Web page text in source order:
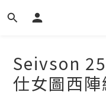
Seivson
仕女圖西